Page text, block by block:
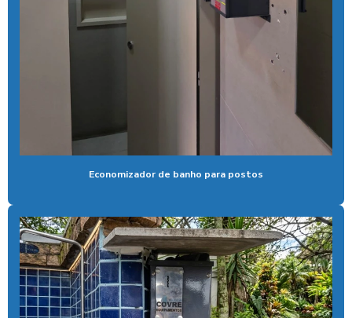
Aspirador self service com qr code
Bomba para lavar caminhão
Calibrador pneu moedeiro
Calibrador de pneus com pagamento via pix
Cera de máquina
Economizador de banho para postos